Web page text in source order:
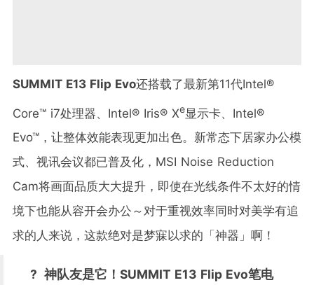
SUMMIT E13 Flip Evo还搭载了最新第11代Intel®
Core™ i7处理器、Intel® Iris® Xe显示卡、Intel®
Evo™，让整体效能表现更加出色。新常态下居家办公模
式、视讯会议都已普及化，MSI Noise Reduction
Cam将画面品质大大提升，即使在光线条件不太好的情
境下也能从容开会办公～对于重视效率同时对美学有追
求的人来说，这款绝对是梦寐以求的「神器」啊！
? 神队友是它！SUMMIT E13 Flip Evo笔电